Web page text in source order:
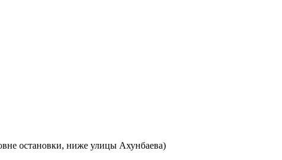
остановки, ниже улицы Ахунбаева)